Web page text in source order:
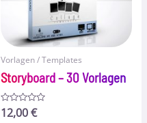
Vorlagen / Templates
Storyboard – 30 Vorlagen
Bewertet
mit
12,00€